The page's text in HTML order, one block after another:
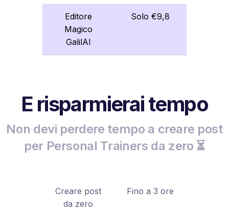
Editore
Magico
GalilAI
Solo €9,8
E risparmierai tempo
Non devi perdere tempo a creare post
per Personal Trainers da zero ⏳
Creare post
da zero
Fino a 3 ore